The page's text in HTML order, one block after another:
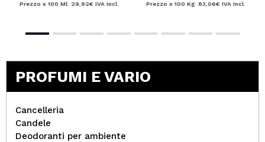
Prezzo x 100 Ml: 29,92€ IVA Incl. Prezzo x 100 Kg: 83,06€ IVA Incl.
PROFUMI E VARIO
Cancelleria
Candele
Deodoranti per ambiente